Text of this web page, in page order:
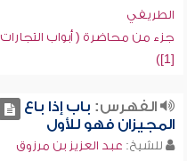
الطريفي
جزء من محاضرة ( أبواب التجارات
[1])
الفهرس: باب إذا باع
المجيزان فهو للأول
للشيخ: عبد العزيز بن مرزوق